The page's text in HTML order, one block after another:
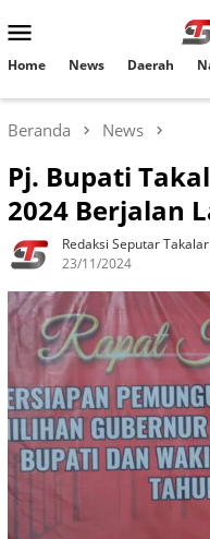
ke
Mobile
Home News Daerah
Beranda News
Pj. Bupati
2024 Berjalan
Redaksi Seputar Takalar
23/11/2024